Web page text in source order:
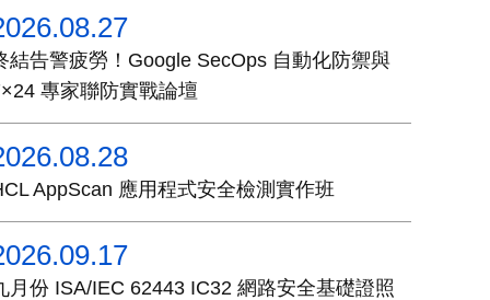
結告警疲勞！Google SecOps 自動化防禦與
專家聯防實戰論壇
AppScan 應用程式安全檢測實作班
月份 ISA/IEC 62443 IC32 網路安全基礎證照